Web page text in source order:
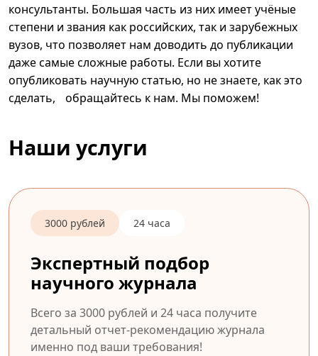
консультанты. Большая часть из них имеет учёные
степени и звания как российских, так и зарубежных
вузов, что позволяет нам доводить до публикации
даже самые сложные работы. Если вы хотите
опубликовать научную статью, но не знаете, как это
сделать, обращайтесь к нам. Мы поможем!
Наши услуги
3000 рублей 24 часа
Экспертный подбор
научного журнала
Всего за 3000 рублей и 24 часа получите
детальный отчет-рекомендацию журнала
именно под ваши требования!